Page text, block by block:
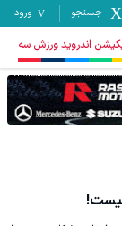
جستجو ورود
اندروید ورزش سه
نیست!